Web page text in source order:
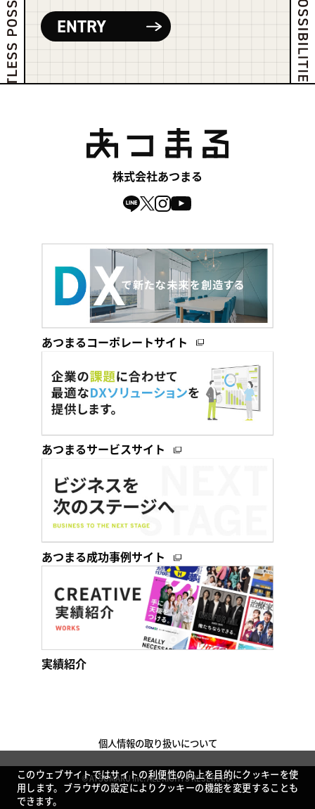
ENTRY
株式会社あつまる
あつまるコーポレートサイト
あつまるサービスサイト
あつまる成功事例サイト
実績紹介
個人情報の取り扱いについて
© ATSUMARU Inc. ALL RIGHTS RESERVED.
このウェブサイトではサイトの利便性の向上を目的にクッキーを使
用します。ブラウザの設定によりクッキーの機能を変更することも
できます。